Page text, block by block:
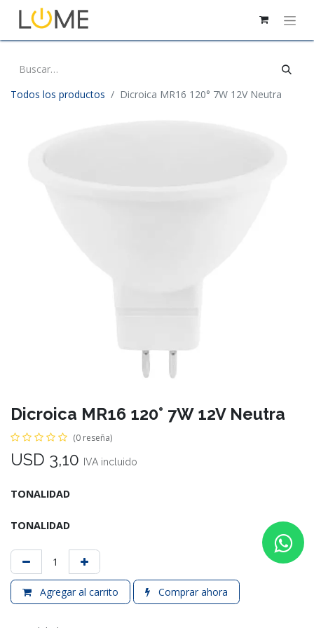
Todos los productos Dicroica MR16 120° 7W 12V Neutra
Dicroica MR16 120° 7W 12V Neutra
(0 reseña)
USD 3,10 IVA incluido
TONALIDAD
TONALIDAD
Agregar al carrito Comprar ahora